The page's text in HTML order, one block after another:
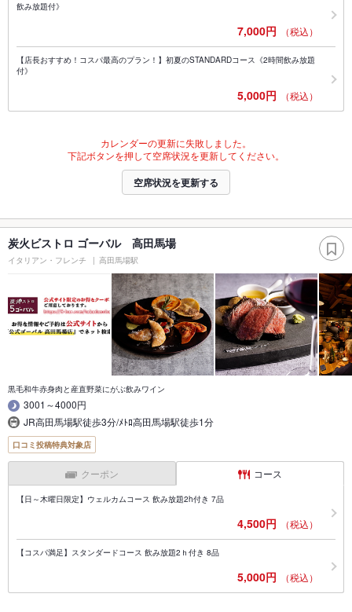
飲み放題付》
7,000円 （税込）
【店長おすすめ！コスパ最高のプラン！】初夏のSTANDARDコース《2時間飲み放題
付》
5,000円 （税込）
カレンダーの更新に失敗しました。
下記ボタンを押して空席状況を更新してください。
空席状況を更新する
炭火ビストロ ゴーバル 高田馬場
イタリアン・フレンチ 高田馬場駅
黒毛和牛赤身肉と産直野菜にがぶ飲みワイン
3001～4000円
JR高田馬場駅徒歩3分/ﾒﾄﾛ高田馬場駅徒歩1分
口コミ投稿特典対象店
クーポン コース
【日～木曜日限定】ウェルカムコース 飲み放題2h付き 7品
4,500円 （税込）
【コスパ満足】スタンダードコース 飲み放題2ｈ付き 8品
5,000円 （税込）